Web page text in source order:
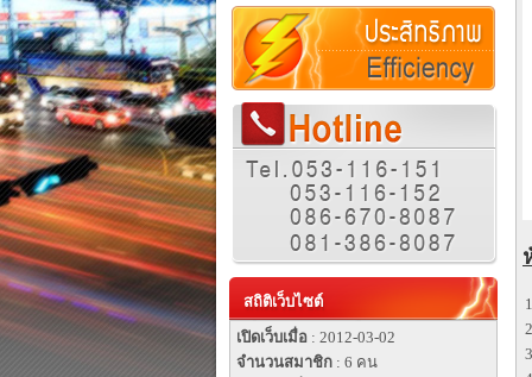
สถิติเว็บไซต์
เปิดเว็บเมื่อ : 2012-03-02
จำนวนสมาชิก : 6 คน